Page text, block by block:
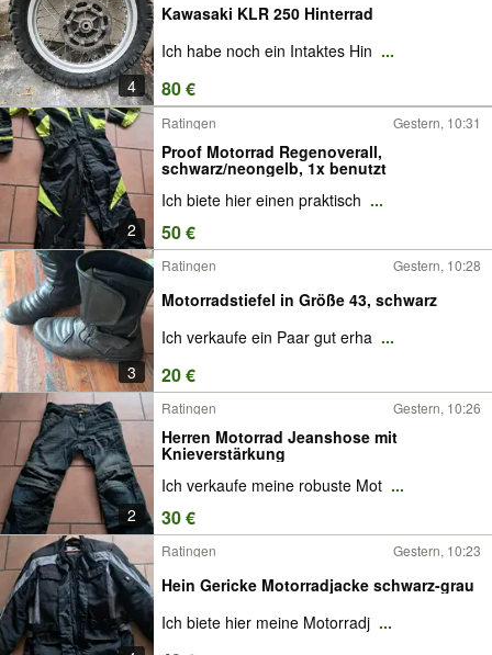
4
Kawasaki KLR 250 Hinterrad
Ich habe noch ein Intaktes Hin ...
80 €
2
Ratingen Gestern, 10:31
Proof Motorrad Regenoverall,
schwarz/neongelb, 1x benutzt
Ich biete hier einen praktisch ...
50 €
3
Ratingen Gestern, 10:28
Motorradstiefel in Größe 43, schwarz
Ich verkaufe ein Paar gut erha ...
20 €
2
Ratingen Gestern, 10:26
Herren Motorrad Jeanshose mit
Knieverstärkung
Ich verkaufe meine robuste Mot ...
30 €
Ratingen Gestern, 10:23
Hein Gericke Motorradjacke schwarz-grau
Ich biete hier meine Motorradj ...